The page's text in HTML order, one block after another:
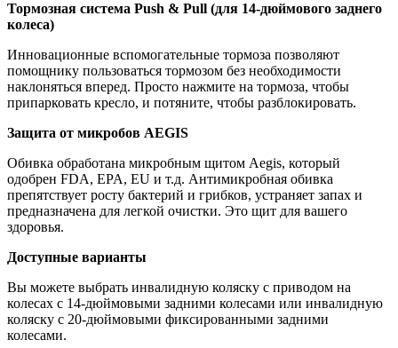
Тормозная система Push & Pull (для 14-дюймового заднего
колеса)
Инновационные вспомогательные тормоза позволяют
помощнику пользоваться тормозом без необходимости
наклоняться вперед. Просто нажмите на тормоза, чтобы
припарковать кресло, и потяните, чтобы разблокировать.
Защита от микробов AEGIS
Обивка обработана микробным щитом Aegis, который
одобрен FDA, EPA, EU и т.д. Антимикробная обивка
препятствует росту бактерий и грибков, устраняет запах и
предназначена для легкой очистки. Это щит для вашего
здоровья.
Доступные варианты
Вы можете выбрать инвалидную коляску с приводом на
колесах с 14-дюймовыми задними колесами или инвалидную
коляску с 20-дюймовыми фиксированными задними
колесами.